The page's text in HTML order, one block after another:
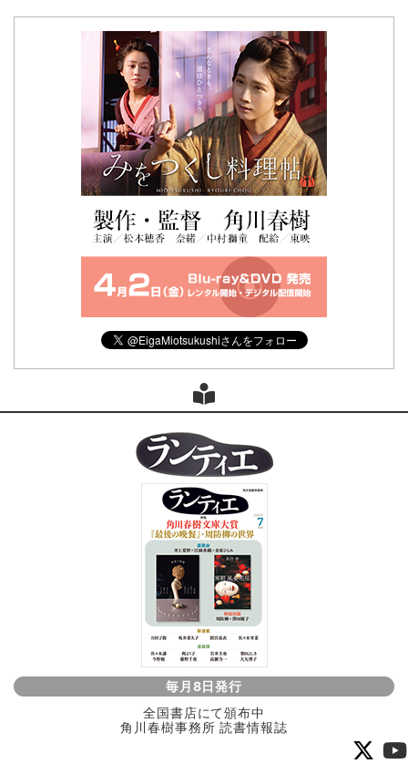
毎月8日発行
全国書店にて頒布中
角川春樹事務所 読書情報誌